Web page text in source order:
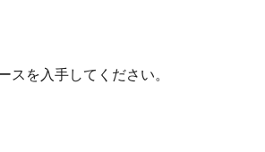
を入手してください。